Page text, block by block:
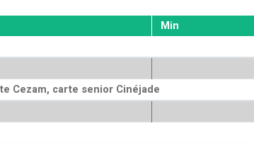
Min
Cezam, carte senior Cinéjade